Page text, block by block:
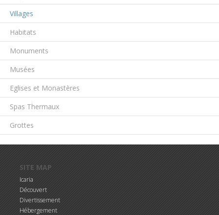
Villages
Habitats
Monuments
Musées
Eglises et Monastères
Spas Thermaux
Grottes
SITE MAP
Icaria
Découvert
Divertissement
Hébergement